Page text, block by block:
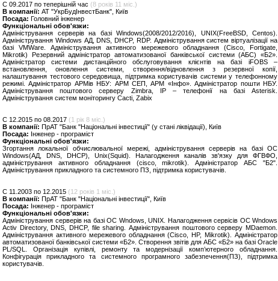
C 09.2017 по теперішній час (8 років 11 міс.)
В компанії: АТ "УкрБудІнвестБанк", Київ
Посада: Головний інженер
Функціональні обов'язки:
Адміністрування серверів на базі Windows(2008/2012/2016), UNIX(FreeBSD, Centos).
Адміністрування Windows АД, DNS, DHCP, RDP. Адміністрування систем віртуалізації на
базі VMWare. Адміністрування активного мережевого обладнання (Cisco, Fortigate,
Mikrotik) Резервний адміністратор автоматизованої банківської системи (АБС) «Б2».
Адміністратор системи дистанційного обслуговування клієнтів на базі iFOBS –
встановлення, оновлення системи, створення/відновлення з резервної копії,
налаштування тестового середовища, підтримка користувачів системи у телефонному
режимі. Адміністратор АРМів НБУ: АРМ СЕП, АРМ «Інфо». Адміністратор пошти НБУ.
Адміністрування поштового серверу Zimbra, ІР – телефонії на базі Asterisk.
Адміністрування систем моніторингу Cacti, Zabix
C 12.2015 по 08.2017 (1 рік 8 міс.)
В компанії: ПрАТ "Банк "Національні інвестиції" (у стані ліквідації), Київ
Посада: Інженер - програміст
Функціональні обов'язки:
Згортання локальної обчислювальної мережі, адміністрування серверів на базі ОС
Windows(АД, DNS, DHCP), Unix(Squid). Налагодження каналів зв'язку для ФГВФО,
адміністрування активного обладнання (cisco, mikrotik). Адміністратор АБС "Б2".
Адміністрування прикладного та системного ПЗ, підтримка користувачів.
C 11.2003 по 12.2015 (12 років 1 міс.)
В компанії: ПрАТ "Банк "Національні інвестиції", Київ
Посада: Інженер - програміст
Функціональні обов'язки:
Адміністрування серверів на базі ОС Wndows, UNIX. Налагодження сервісів ОС Wndows
Activ Directory, DNS, DHCP, file sharing. Адміністрування поштового серверу MDaemon.
Адміністрування активного мережевого обладнання (Cisco, HP, Mikrotik). Адміністратор
автоматизованої банківської системи «Б2». Створення звітів для АБС «Б2» на базі Oracle
PL/SQL. Організація купівлі, ремонту та модернізації комп’ютерного обладнання.
Конфігурація прикладного та системного програмного забезпечення(ПЗ), підтримка
користувачів.